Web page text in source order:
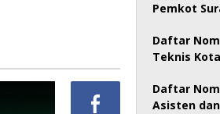
Pemkot
Daftar
Teknis
Daftar
Asisten